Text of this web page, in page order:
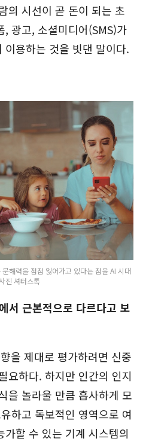
의 시선이 곧 돈이 되는 초
광고, 소셜미디어(SMS)가
용하는 것을 빗댄 말이다.
해력을 점점 잃어가고 있다는 점을 AI 시대
진 셔터스톡
서 근본적으로 다르다고 보
을 제대로 평가하려면 신중
요하다. 하지만 인간의 인지
을 놀라울 만큼 흡사하게 모
하고 독보적인 영역으로 여
할 수 있는 기계 시스템의